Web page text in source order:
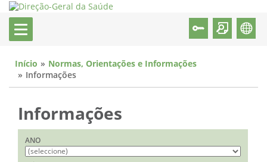
Início
Normas, Orientações e Informações
Informações
Informações
ANO